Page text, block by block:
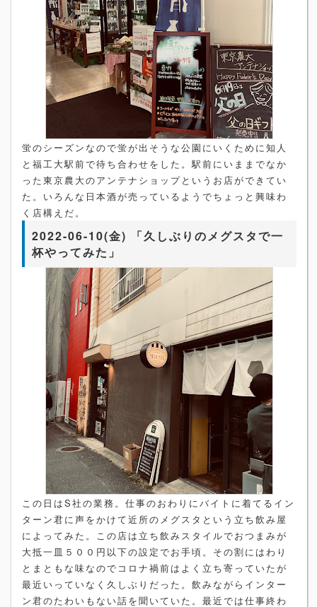
蛍のシーズンなので蛍が出そうな公園にいくために知人
と福工大駅前で待ち合わせをした。駅前にいままでなか
った東京農大のアンテナショップというお店ができてい
た。いろんな日本酒が売っているようでちょっと興味わ
く店構えだ。
2022-06-10(金) 「久しぶりのメグスタで一
杯やってみた」
この日はS社の業務。仕事のおわりにバイトに着てるイン
ターン君に声をかけて近所のメグスタという立ち飲み屋
によってみた。この店は立ち飲みスタイルでおつまみが
大抵一皿５００円以下の設定でお手頃。その割にはわり
とまともな味なのでコロナ禍前はよく立ち寄っていたが
最近いっていなく久しぶりだった。飲みながらインター
ン君のたわいもない話を聞いていた。最近では仕事終わ